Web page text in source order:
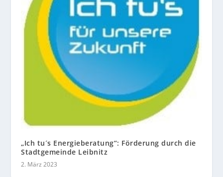
„Ich tu´s Energieberatung“: Förderung durch die
Stadtgemeinde Leibnitz
2. März 2023